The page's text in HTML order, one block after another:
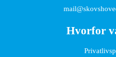
Hvorfor